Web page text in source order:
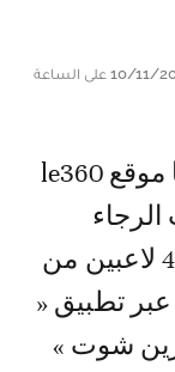
في 10/11/2024 على الساعة 20:00, تحديث بتاريخ 10/11/2024 على الساعة
بمضيفه المغرب التطواني فأن 4 لاعبين من
تطبيق «
شوت »